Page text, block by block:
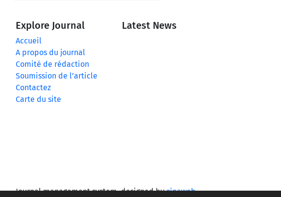
Explore Journal
Accueil
A propos du journal
Comité de rédaction
Soumission de l’article
Contactez
Carte du site
Latest News
Journal management system.designed bysinaweb